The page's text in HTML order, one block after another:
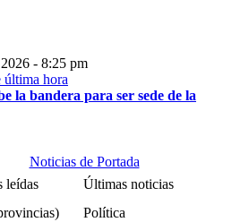
- 8:25 pm
la bandera para ser sede de la
Noticias de Portada
leídas
Últimas noticias
Política